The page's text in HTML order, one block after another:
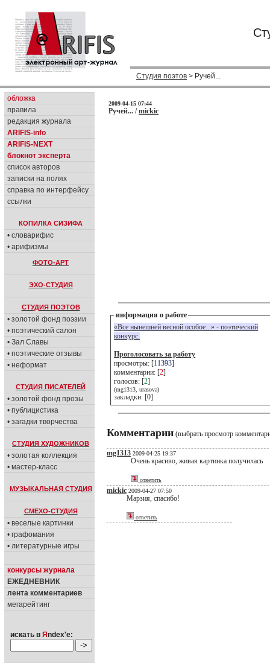
Студия поэтов > Ручей...
обложка
правила
редакция журнала
ARIFIS-info
ARIFIS-NEXT
блокнот эксперта
список авторов
записки на полях
справка по интерфейсу
ссылки
КОПИЛКА СИЗИФА
• словарифис
• арифизмы
ФОТО-АРТ
ЭХО-СТУДИЯ
СТУДИЯ ПОЭТОВ
• золотой фонд поэзии
• поэтический салон
• Зал Славы
• поэтические отзывы
• неформат
СТУДИЯ ПИСАТЕЛЕЙ
• золотой фонд прозы
• публицистика
• загадки творчества
СТУДИЯ ХУДОЖНИКОВ
• золотая коллекция
• мастер-класс
МУЗЫКАЛЬНАЯ СТУДИЯ
СМЕХО-СТУДИЯ
• веселые картинки
• графомания
• литературные игры
конкурсы журнала
ЕЖЕДНЕВНИК
лента комментариев
мегарейтинг
искать в Я ndex'е:
2009-04-15 07:44
Ручей... /mickic
информация о работе
«Bсе нынешней весной особое...» - поэтический
конкурс.
Проголосовать за работу
просмотры: [11393]
комментарии: [2]
голосов: [2]
(mg1313, urasova)
закладки: [0]
Комментарии (выбрать просмотр
mg1313 2009-04-25 19:37
Очень красиво, живая картинка получилась
ответить
mickic 2009-04-27 07:50
Марзия, спасибо!
ответить